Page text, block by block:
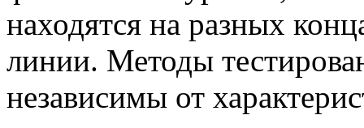
находятся на разных
линии. Методы
независимы от